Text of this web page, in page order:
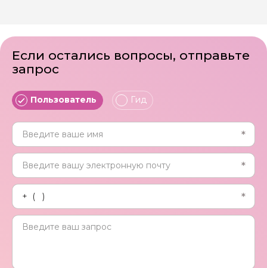
Если остались вопросы, отправьте
запрос
Пользователь Гид